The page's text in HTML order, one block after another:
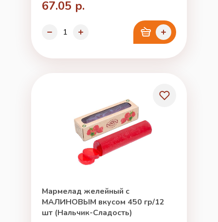
67.05 р.
Мармелад желейный с
МАЛИНОВЫМ вкусом 450 гр/12
шт (Нальчик-Сладость)